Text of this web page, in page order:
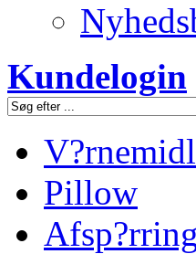
Kundelogin
Pillow